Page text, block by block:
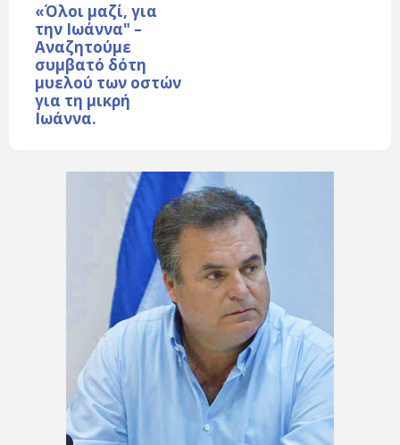
«Όλοι μαζί, για
την Ιωάννα" –
Αναζητούμε
συμβατό δότη
μυελού των οστών
για τη μικρή
Ιωάννα.